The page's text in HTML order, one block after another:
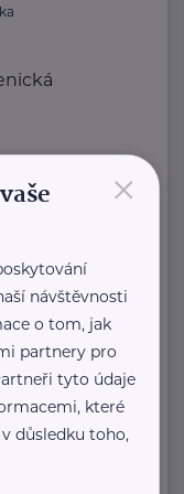
cz
po
×
návštěvnosti
o tom, jak
partnery pro
tyto údaje
které
důsledku toho,